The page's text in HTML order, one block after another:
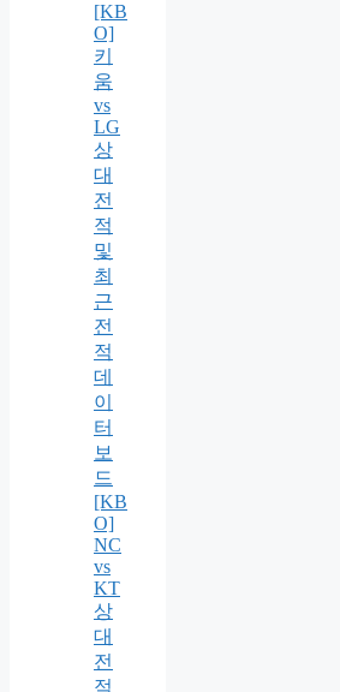
[KB
O]
키
움
vs
LG
상
대
전
적
및
최
근
전
적
데
이
터
보
드
[KB
O]
NC
vs
KT
상
대
전
적